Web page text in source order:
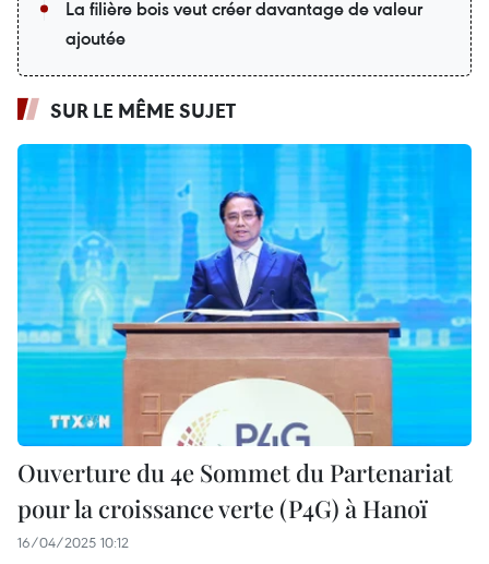
La filière bois veut créer davantage de valeur
ajoutée
SUR LE MÊME SUJET
Ouverture du 4e Sommet du Partenariat
pour la croissance verte (P4G) à Hanoï
16/04/2025 10:12